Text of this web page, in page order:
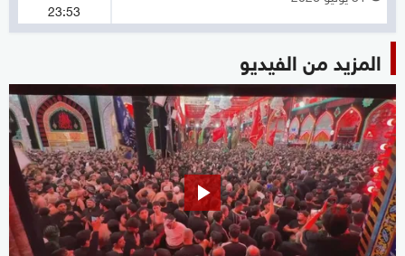
23:53
المزيد من الفيديو